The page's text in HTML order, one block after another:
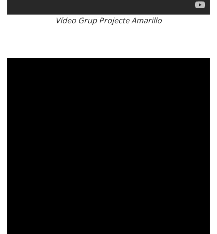
Vídeo Grup Projecte Amarillo